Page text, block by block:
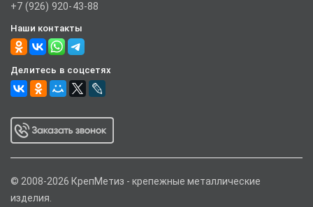
+7 (926) 920-43-88
Наши контакты
Делитесь в соцсетях
© 2008-2026 КрепМетиз - крепежные металлические
изделия.